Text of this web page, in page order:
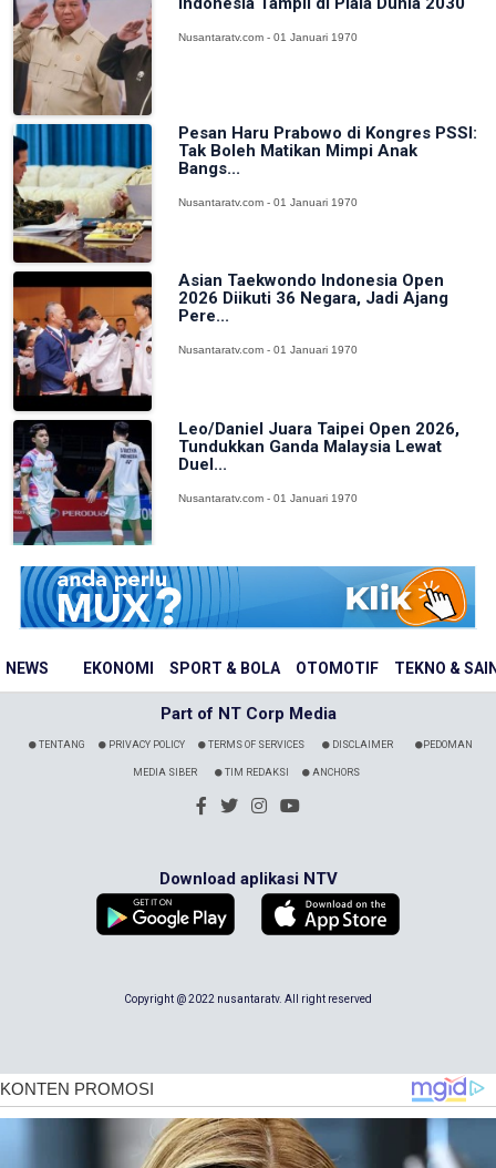
NEWS EKONOMI SPORT & BOLA OTOMOTIF TEKNO &
Nusantaratv.com - 01 Januari 1970
Pesan Haru Prabowo di Kongres PSSI:
Tak Boleh Matikan Mimpi Anak
Bangs...
Nusantaratv.com - 01 Januari 1970
Asian Taekwondo Indonesia Open
2026 Diikuti 36 Negara, Jadi Ajang
Pere...
Nusantaratv.com - 01 Januari 1970
Leo/Daniel Juara Taipei Open 2026,
Tundukkan Ganda Malaysia Lewat
Duel...
Nusantaratv.com - 01 Januari 1970
Part of NT Corp Media
TENTANG PRIVACY POLICY TERMS OF SERVICES DISCLAIMER PEDOMAN
MEDIA SIBER TIM REDAKSI ANCHORS
Download aplikasi NTV
Copyright @ 2022 nusantaratv. All right reserved